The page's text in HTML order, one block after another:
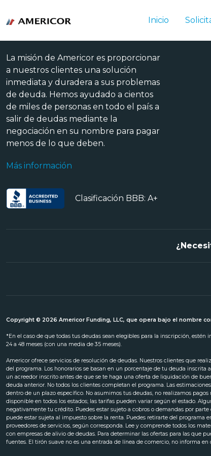
Inicio
La misión de Americor es proporcionar
a nuestros clientes una solución
inmediata y duradera a sus problemas
de deuda. Hemos ayudado a cientos
de miles de personas en todo el país a
salir de deudas mediante la
negociación en su nombre para pagar
menos de lo que deben.
Más información
Clasificación BBB: A+
Copyright © 2026 Americor Funding, LLC, que opera bajo el nombre
*En el caso de que todas tus deudas sean elegibles para la inscripción,
24 a 48 meses (con una media de 35 meses).
Americor ofrece servicios de resolución de deudas. Nuestros clientes que
del programa. Los honorarios se basan en un porcentaje de tu deuda inscrita
un acreedor inscrito antes de que se te haga una oferta de liquidación de
deuda anterior. No todos los clientes completan el programa. Las
dentro de un plazo específico. No asumimos tus deudas, no realizamos
disponible en todos los estados; las tarifas pueden variar según el estado.
negativamente tu crédito. Puedes estar sujeto a cobros o demandas por
puede estar sujeta al impuesto sobre la renta. Puedes retirarte del
proveedores de servicios, según corresponda. Lee y comprende todos los
con empresas de alivio de deudas. Para determinar las ofertas para las que
fuentes. El tirón suave no es una entrada de línea de comercio, no informa